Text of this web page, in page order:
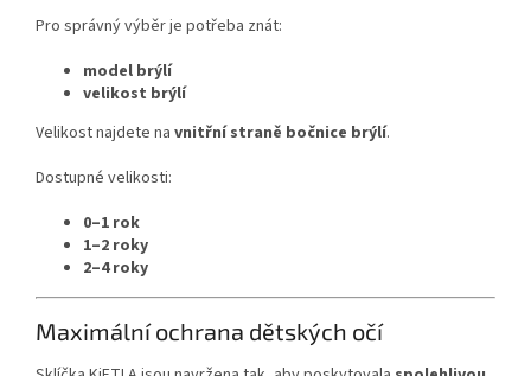
Pro správnývýběrje potřeba znát:
model brýlí
velikost brýlí
Velikostnajdete na vnitřnístraně bočnice brýlí.
Dostupné velikosti:
0–1 rok
1–2 roky
2–4roky
Maximálníochrana dětských očí